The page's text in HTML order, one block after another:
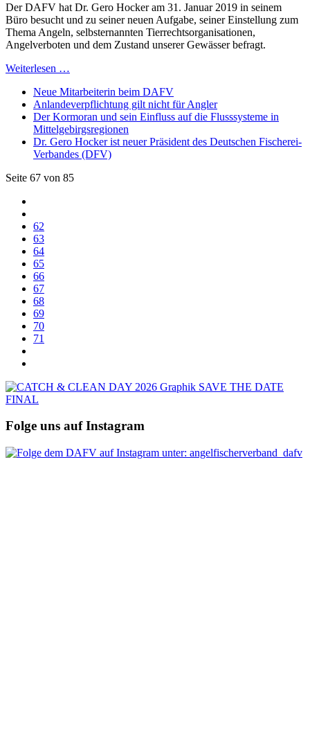
Der DAFV hat Dr. Gero Hocker am 31. Januar 2019 in seinem
Büro besucht und zu seiner neuen Aufgabe, seiner Einstellung zum
Thema Angeln, selbsternannten Tierrechtsorganisationen,
Angelverboten und dem Zustand unserer Gewässer befragt.
Weiterlesen …
Neue Mitarbeiterin beim DAFV
Anlandeverpflichtung gilt nicht für Angler
Der Kormoran und sein Einfluss auf die Flusssysteme in
Mittelgebirgsregionen
Dr. Gero Hocker ist neuer Präsident des Deutschen Fischerei-
Verbandes (DFV)
Seite 67 von 85
62
63
64
65
66
67
68
69
70
71
Folge uns auf Instagram